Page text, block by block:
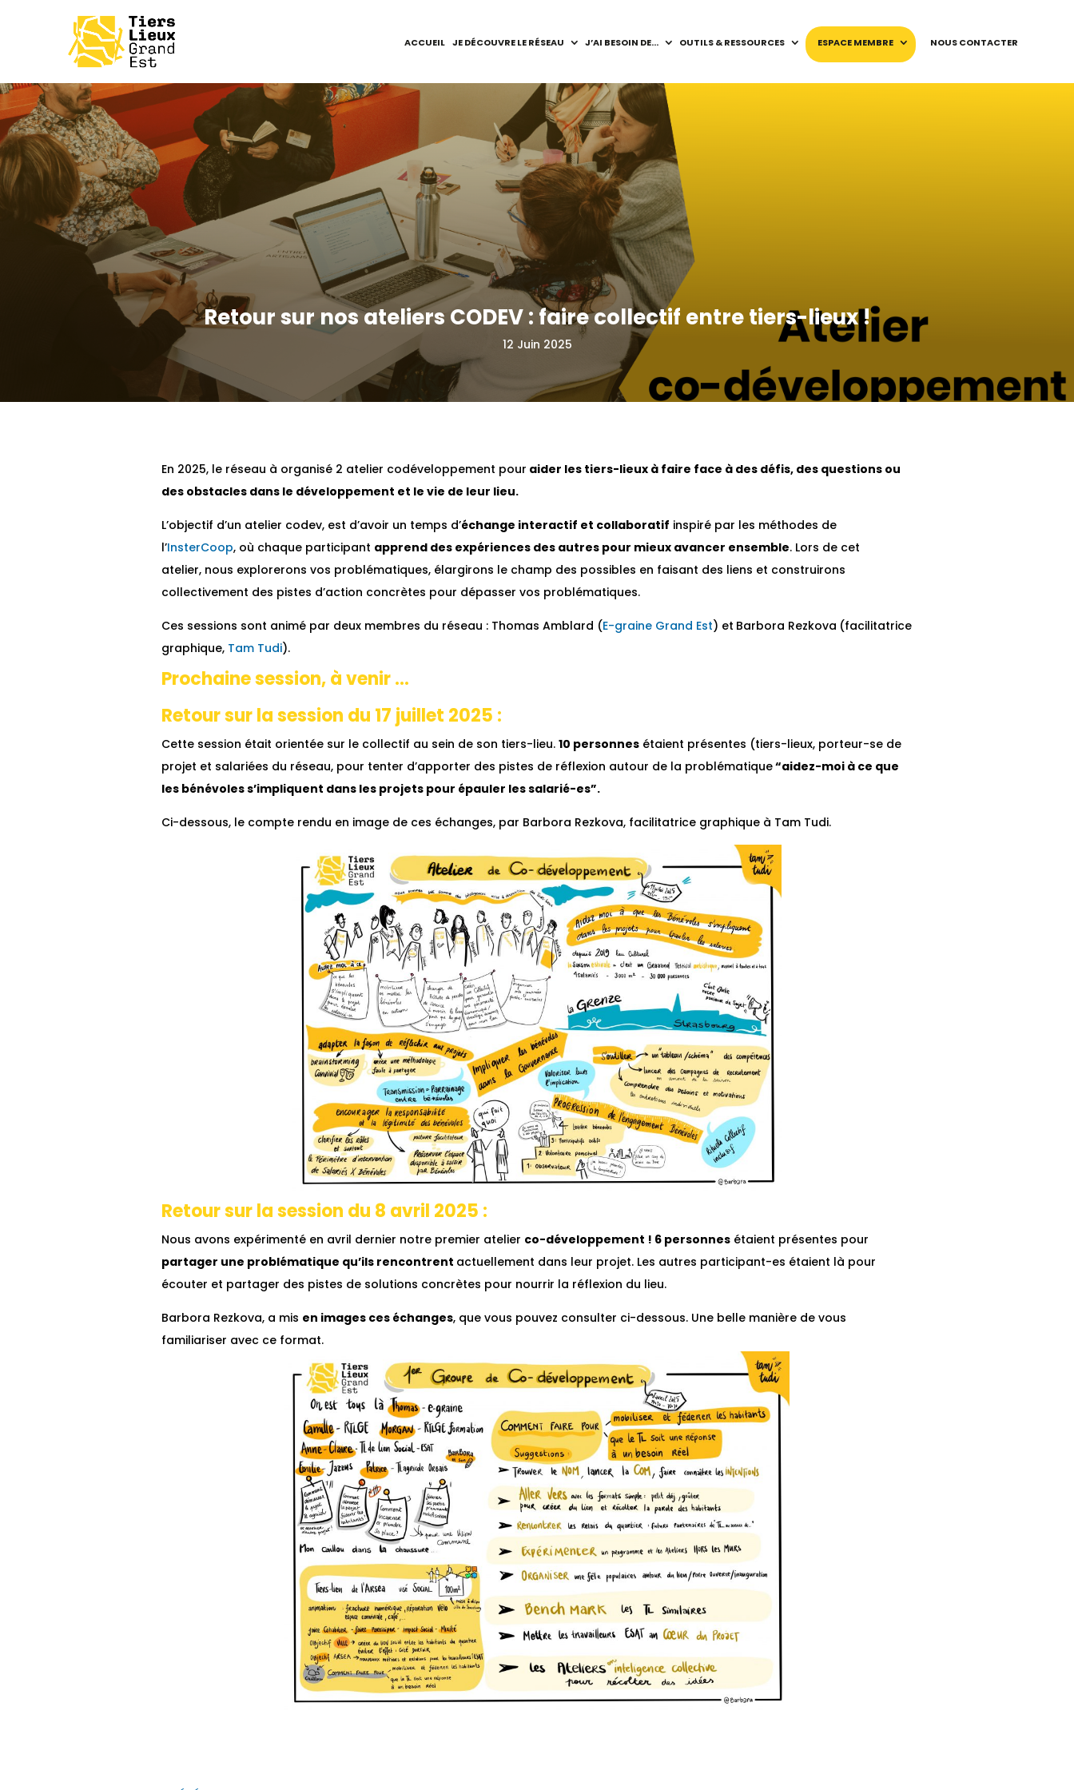
ACCUEIL JE DÉCOUVRE LE RÉSEAU J’AI BESOIN DE… OUTILS & RESSOURCES ESPACE MEMBRE NOUS CONTACTER
Retour sur nos ateliers CODEV : faire collectif entre tiers-lieux !
12 Juin 2025
En 2025, le réseau à organisé 2 atelier codéveloppement pour aider les tiers-lieux à faire face à des défis, des questions ou
des obstacles dans le développement et le vie de leur lieu.
L’objectif d’un atelier codev, est d’avoir un temps d’échange interactif et collaboratif inspiré par les méthodes de
l’InsterCoop, où chaque participant apprend des expériences des autres pour mieux avancer ensemble. Lors de cet
atelier, nous explorerons vos problématiques, élargirons le champ des possibles en faisant des liens et construirons
collectivement des pistes d’action concrètes pour dépasser vos problématiques.
Ces sessions sont animé par deux membres du réseau : Thomas Amblard (E-graine Grand Est) et Barbora Rezkova (facilitatrice
graphique, Tam Tudi).
Prochaine session, à venir …
Retour sur la session du 17 juillet 2025 :
Cette session était orientée sur le collectif au sein de son tiers-lieu. 10 personnesétaient présentes (tiers-lieux, porteur-se de
projet et salariées du réseau, pour tenter d’apporter des pistes de réflexion autour de la problématique“aidez-moi à ce que
les bénévoles s’impliquent dans les projets pour épauler les salarié-es”.
Ci-dessous, le compte rendu en image de ces échanges, par Barbora Rezkova, facilitatrice graphique à Tam Tudi.
Retour sur la session du 8 avril 2025 :
Nous avons expérimenté en avril dernier notre premier atelier co-développement ! 6 personnesétaient présentes pour
partager une problématique qu’ils rencontrent actuellement dans leur projet. Les autres participant-es étaient là pour
écouter et partager des pistes de solutions concrètes pour nourrir la réflexion du lieu.
Barbora Rezkova, a mis en images ces échanges, que vous pouvez consulter ci-dessous. Une belle manière de vous
familiariser avec ce format.